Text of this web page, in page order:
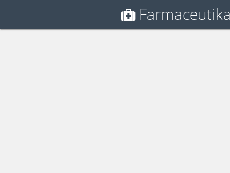
Farmaceutika